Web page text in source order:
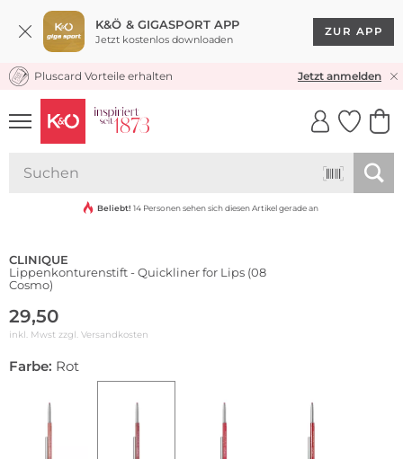
K&Ö & GIGASPORT APP
Jetzt kostenlos downloaden
ZUR APP
KOSTENLOSER VERSAND* & RÜCKVERSAND
Pluscard Vorteile erhalten Jetzt anmelden
UNSERE APP
CLICK &
Beliebt! 14 Personen sehen sich diesen Artikel gerade an
CLINIQUE
Lippenkonturenstift - Quickliner for Lips (08
Cosmo)
29,50
inkl. Mwst zzgl. Versandkosten
Farbe: Rot